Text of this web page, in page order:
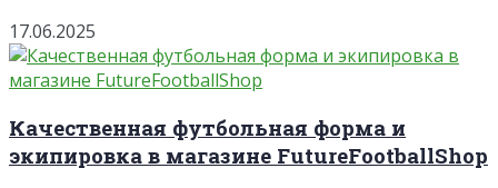
17.06.2025
Качественная футбольная форма и
экипировка в магазине FutureFootballShop